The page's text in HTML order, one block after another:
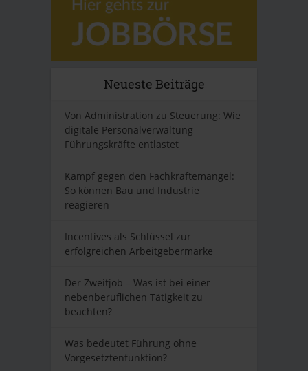
Neueste Beiträge
Von Administration zu Steuerung: Wie
digitale Personalverwaltung
Führungskräfte entlastet
Kampf gegen den Fachkräftemangel:
So können Bau und Industrie
reagieren
Incentives als Schlüssel zur
erfolgreichen Arbeitgebermarke
Der Zweitjob – Was ist bei einer
nebenberuflichen Tätigkeit zu
beachten?
Was bedeutet Führung ohne
Vorgesetztenfunktion?